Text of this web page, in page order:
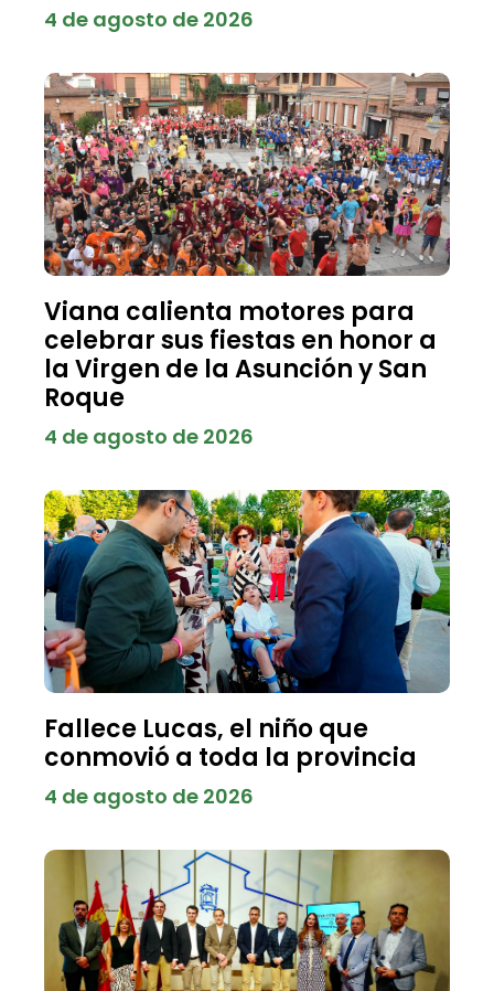
4 de agosto de 2026
Viana calienta motores para
celebrar sus fiestas en honor a
la Virgen de la Asunción y San
Roque
4 de agosto de 2026
Fallece Lucas, el niño que
conmovió a toda la provincia
4 de agosto de 2026